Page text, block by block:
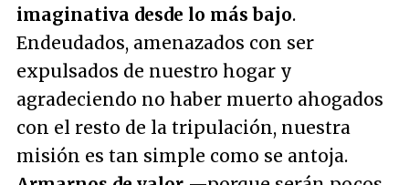
imaginativa desde lo más bajo.
Endeudados, amenazados con ser
expulsados de nuestro hogar y
agradeciendo no haber muerto ahogados
con el resto de la tripulación, nuestra
misión es tan simple como se antoja.